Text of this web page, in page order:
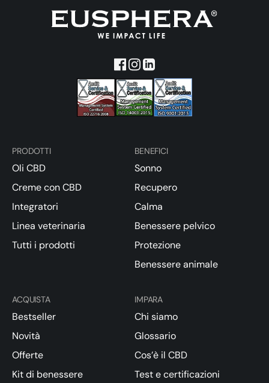
PRODOTTI
Oli CBD
Creme con CBD
Integratori
Linea veterinaria
Tutti i prodotti
BENEFICI
Sonno
Recupero
Calma
Benessere pelvico
Protezione
Benessere animale
ACQUISTA
Bestseller
Novità
Offerte
Kit di benessere
IMPARA
Chi siamo
Glossario
Cos’è il CBD
Test e certificazioni